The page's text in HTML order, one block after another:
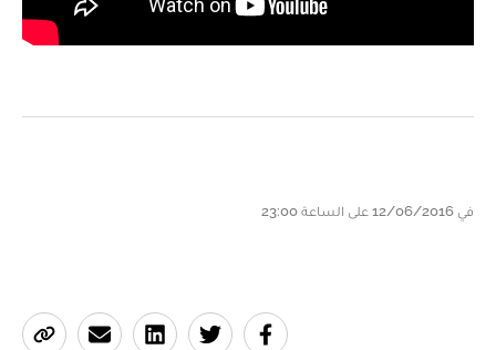
في 12/06/2016 على الساعة 23:00